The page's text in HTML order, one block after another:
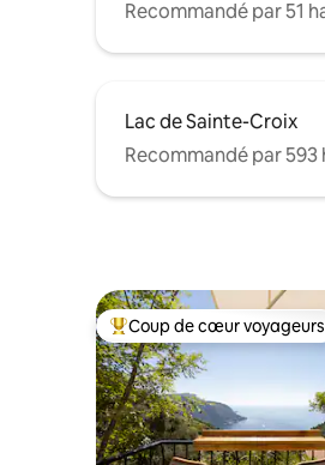
Recommandé par 51
Lac de Sainte-Croix
Recommandé par
Coups de cœur voyageurs
Coup de cœur voyageurs